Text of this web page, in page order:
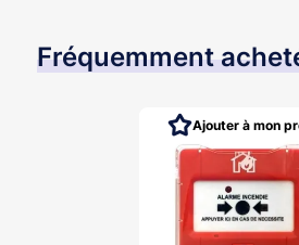
Fréquemment
Ajouter à mon